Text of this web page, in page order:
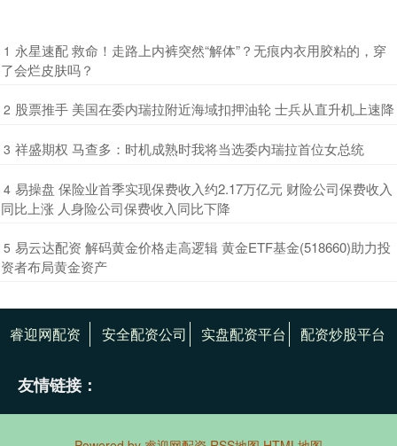
1 ​永星速配 救命！走路上内裤突然“解体”？无痕内衣用胶粘的，穿
了会烂皮肤吗？
2 ​股票推手 美国在委内瑞拉附近海域扣押油轮 士兵从直升机上速降
3 ​祥盛期权 马查多：时机成熟时我将当选委内瑞拉首位女总统
4 ​易操盘 保险业首季实现保费收入约2.17万亿元 财险公司保费收入
同比上涨 人身险公司保费收入同比下降
5 ​易云达配资 解码黄金价格走高逻辑 黄金ETF基金(518660)助力投
资者布局黄金资产
睿迎网配资 安全配资公司 实盘配资平台 配资炒股平台
友情链接：